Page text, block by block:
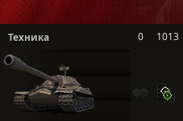
Техника 0 1013